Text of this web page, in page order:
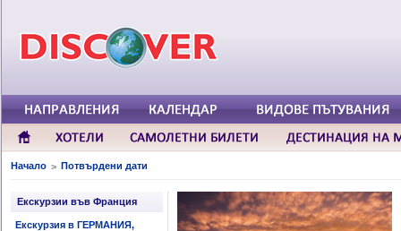
Начало > Потвърдени дати
Екскурзии във Франция
Екскурзия в ГЕРМАНИЯ,